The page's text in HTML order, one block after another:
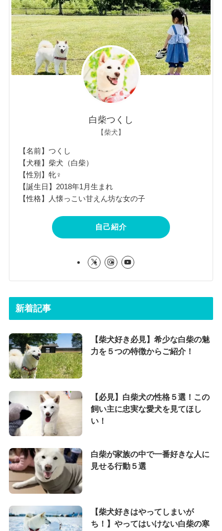
白柴つくし
【柴犬】
【名前】つくし
【犬種】柴犬（白柴）
【性別】牝♀
【誕生日】2018年1月生まれ
【性格】人懐っこい甘えん坊な女の子
自己紹介
新着記事
【柴犬好き必見】希少な白柴の魅
力を５つの特徴からご紹介！
【必見】白柴犬の性格５選！この
飼い主に忠実な愛犬を見てほし
い！
白柴が家族の中で一番好きな人に
見せる行動５選
【柴犬好きはやってしまいが
ち！】やってはいけない白柴の寒